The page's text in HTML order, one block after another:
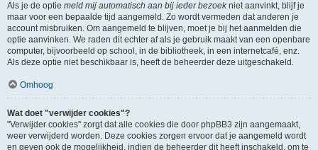
Als je de optie meld mij automatisch aan bij ieder bezoekniet aanvinkt, blijf je
maar voor een bepaalde tijd aangemeld. Zo wordt vermeden dat anderen je
account misbruiken. Om aangemeld te blijven, moet je bij het aanmelden die
optie aanvinken. We raden dit echter af als je gebruik maakt van een openbare
computer, bijvoorbeeld op school, in de bibliotheek, in een internetcafé, enz.
Als deze optie niet beschikbaar is, heeft de beheerder deze uitgeschakeld.
Omhoog
Wat doet "verwijder cookies"?
"Verwijder cookies" zorgt dat alle cookies die door phpBB3 zijn aangemaakt,
weer verwijderd worden. Deze cookies zorgen ervoor dat je aangemeld wordt
en geven ook de mogelijkheid, indien de beheerder dit heeft inschakeld, om te